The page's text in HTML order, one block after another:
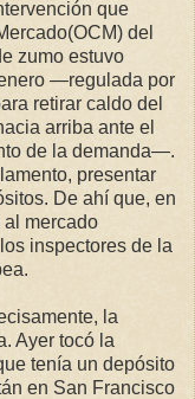
que
del
zumo estuvo
—regulada por
retirar caldo del
arriba ante el
de la demanda—.
presentar
De ahí que, en
al mercado
inspectores de la
la
Ayer tocó la
tenía un depósito
en San Francisco